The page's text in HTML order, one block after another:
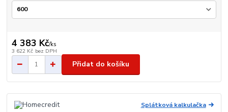
4 383 Kč/ks
3 622 Kč bez DPH
Přidat do košíku
Splátková kalkulačka